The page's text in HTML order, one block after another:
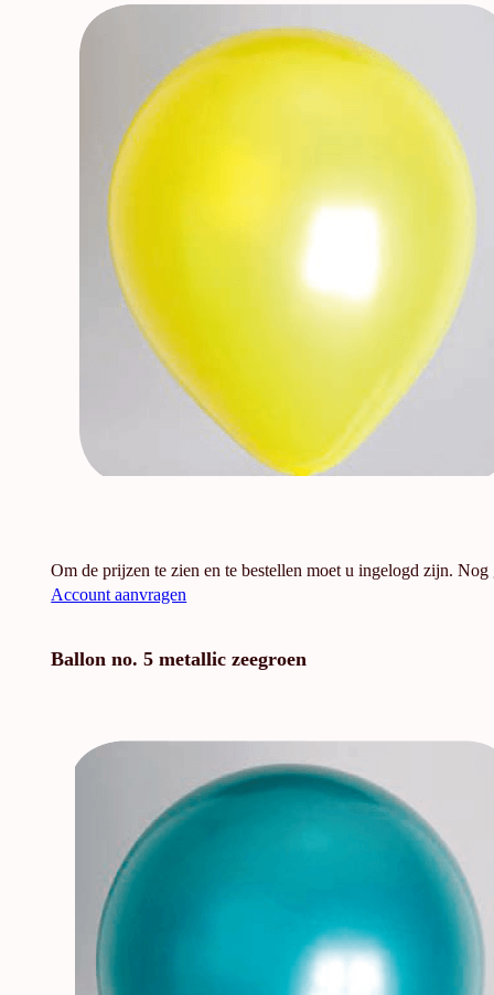
Om de prijzen te zien en te bestellen moet u ingelogd zijn. Nog
Account aanvragen
Ballon no. 5 metallic zeegroen